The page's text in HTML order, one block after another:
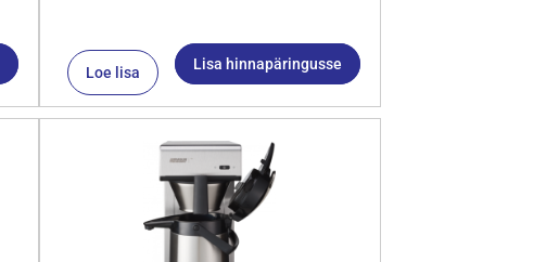
Loe lisa Lisa hinnapäringusse